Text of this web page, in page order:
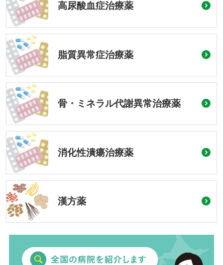
高尿酸血症治療薬
脂質異常症治療薬
骨・ミネラル代謝異常治療薬
消化性潰瘍治療薬
漢方薬